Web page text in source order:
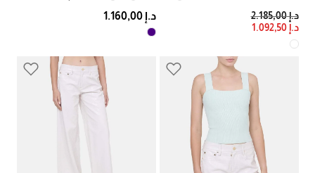
PRICE REDUCED FROM
د.إ 2.185,00
د.إ 1.092,50
د.إ 1.160,00